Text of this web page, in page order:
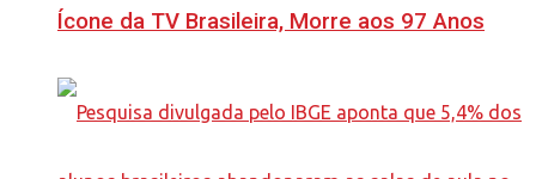
Ícone da TV Brasileira, Morre aos 97 Anos